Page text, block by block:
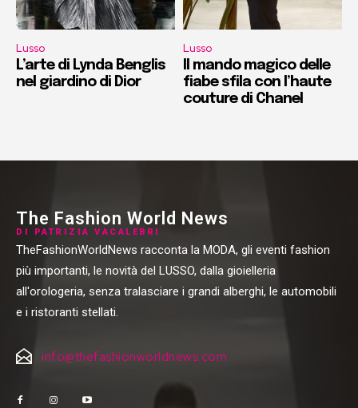
Lusso
L’arte di Lynda Benglis
nel giardino di Dior
Lusso
Il mando magico delle
fiabe sfila con l’haute
couture di Chanel
The Fashion World News
DI PATRIZIA VACALEBRI
TheFashionWorldNews racconta la MODA, gli eventi fashion
più importanti, le novità del LUSSO, dalla gioielleria
all'orologeria, senza tralasciare i grandi alberghi, le automobili
e i ristoranti stellati.
info@thefashionworldnews.com